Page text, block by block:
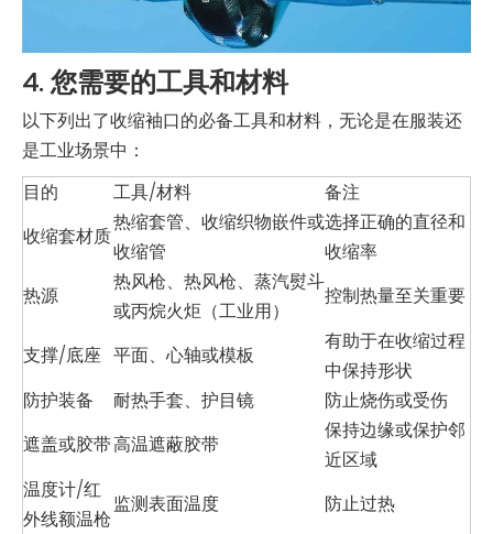
4. 您需要的工具和材料
以下列出了收缩袖口的必备工具和材料，无论是在服装还
是工业场景中：
目的
工具/材料
备注
收缩套材质
热缩套管、收缩织物嵌件或
收缩管
选择正确的直径和
收缩率
热源
热风枪、热风枪、蒸汽熨斗
或丙烷火炬（工业用）
控制热量至关重要
支撑/底座 平面、心轴或模板
有助于在收缩过程
中保持形状
防护装备
耐热手套、护目镜
防止烧伤或受伤
遮盖或胶带高温遮蔽胶带
保持边缘或保护邻
近区域
温度计/红
外线额温枪
监测表面温度
防止过热